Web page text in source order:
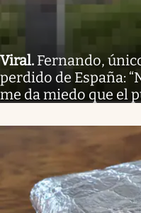
Viral. Fernando,
perdido de España:
me da miedo que el